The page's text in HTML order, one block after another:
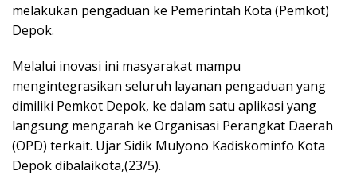
melakukan pengaduan ke Pemerintah Kota (Pemkot)
Depok.
Melalui inovasi ini masyarakat mampu
mengintegrasikan seluruh layanan pengaduan yang
dimiliki Pemkot Depok, ke dalam satu aplikasi yang
langsung mengarah ke Organisasi Perangkat Daerah
(OPD) terkait. Ujar Sidik Mulyono Kadiskominfo Kota
Depok dibalaikota,(23/5).